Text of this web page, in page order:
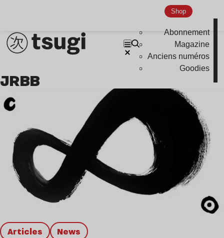
Shop
Abonnement
Magazine
Anciens numéros
Goodies
JRBB
Articles news